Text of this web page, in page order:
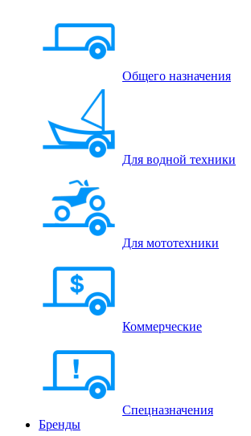
Общего назначения
Для водной техники
Для мототехники
Коммерческие
Спецназначения
Бренды